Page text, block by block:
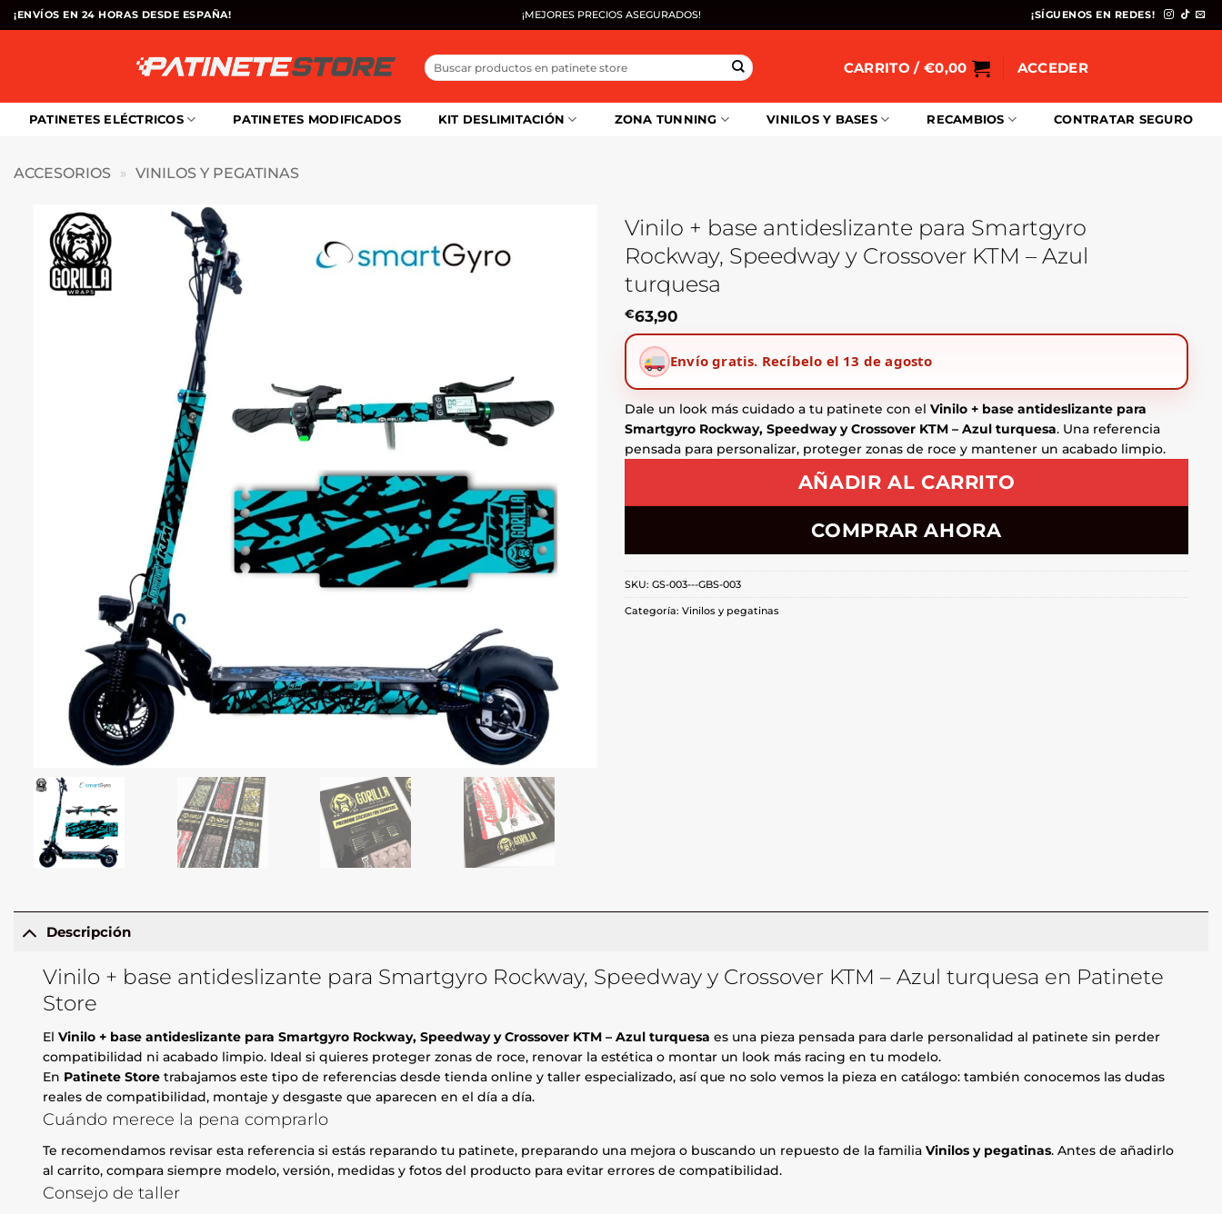
Saltar
al
¡ENVÍOS EN 24 HORAS DESDE ESPAÑA! ¡MEJORES PRECIOS ASEGURADOS! ¡SÍGUENOS EN REDES!
Buscar
por:
CARRITO / €0,00 ACCEDER
PATINETES ELÉCTRICOS PATINETES MODIFICADOS KIT DESLIMITACIÓN ZONA TUNNING VINILOS Y BASES RECAMBIOS CONTRATAR SEGURO
ACCESORIOS » VINILOS Y PEGATINAS
Vinilo + base antideslizante para Smartgyro
Rockway, Speedway y Crossover KTM – Azul
turquesa
€63,90
Envío gratis. Recíbelo el 13 de agosto
Dale un look más cuidado a tu patinete con el Vinilo + base antideslizante para
Smartgyro Rockway, Speedway y Crossover KTM – Azul turquesa. Una referencia
pensada para personalizar, proteger zonas de roce y mantener un acabado limpio.
AÑADIR AL CARRITO
COMPRAR AHORA
SKU: GS-003---GBS-003
Categoría: Vinilos y pegatinas
Descripción
Vinilo + base antideslizante para Smartgyro Rockway, Speedway y Crossover KTM – Azul turquesa en Patinete
Store
ElVinilo + base antideslizante para Smartgyro Rockway, Speedway y Crossover KTM – Azul turquesa es una pieza pensada para darle personalidad al patinete sin perder
compatibilidad ni acabado limpio. Ideal si quieres proteger zonas de roce, renovar la estética o montar un look más racing en tu modelo.
En Patinete Store trabajamos este tipo de referencias desde tienda online y taller especializado, así que no solo vemos la pieza en catálogo: también conocemos las dudas
reales de compatibilidad, montaje y desgaste que aparecen en el día a día.
Cuándo merece la pena comprarlo
Te recomendamos revisar esta referencia si estás reparando tu patinete, preparando una mejora o buscando un repuesto de la familiaVinilos y pegatinas. Antes de añadirlo
al carrito, compara siempre modelo, versión, medidas y fotos del producto para evitar errores de compatibilidad.
Consejo de taller